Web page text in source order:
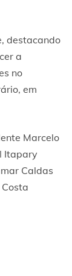
destacando
a
no
em
Marcelo
Itapary
Caldas